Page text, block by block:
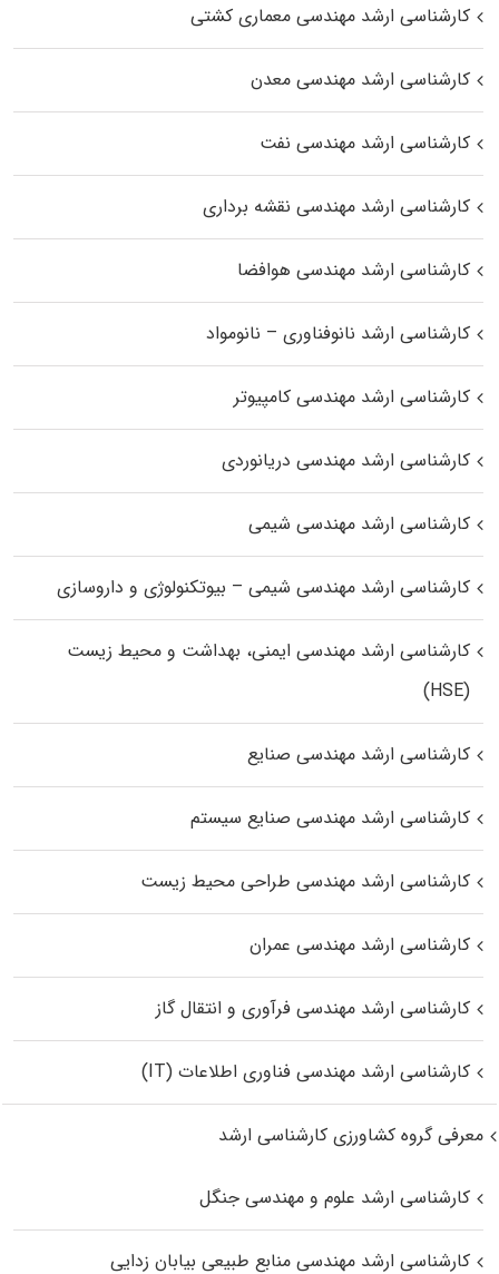
کارشناسی ارشد مهندسی معماری کشتی
کارشناسی ارشد مهندسی معدن
کارشناسی ارشد مهندسی نفت
کارشناسی ارشد مهندسی نقشه برداری
کارشناسی ارشد مهندسی هوافضا
کارشناسی ارشد نانوفناوری – نانومواد
کارشناسی ارشد مهندسی کامپیوتر
کارشناسی ارشد مهندسی دریانوردی
کارشناسی ارشد مهندسی شیمی
کارشناسی ارشد مهندسی شیمی – بیوتکنولوژی و داروسازی
کارشناسی ارشد مهندسی ایمنی، بهداشت و محیط زیست
(HSE)
کارشناسی ارشد مهندسی صنایع
کارشناسی ارشد مهندسی صنایع سیستم
کارشناسی ارشد مهندسی طراحی محیط زیست
کارشناسی ارشد مهندسی عمران
کارشناسی ارشد مهندسی فرآوری و انتقال گاز
کارشناسی ارشد مهندسی فناوری اطلاعات (IT)
معرفی گروه کشاورزی کارشناسی ارشد
کارشناسی ارشد علوم و مهندسی جنگل
کارشناسی ارشد مهندسی منابع طبیعی بیابان زدایی